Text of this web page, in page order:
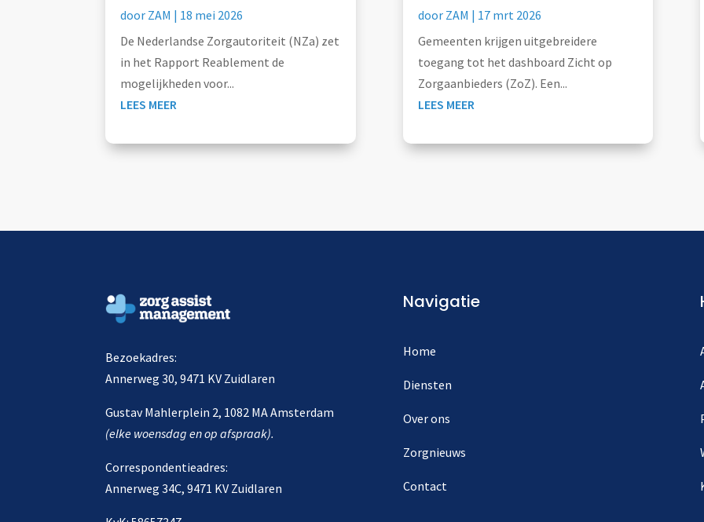
door ZAM | 18 mei 2026
De Nederlandse Zorgautoriteit (NZa) zet
in het Rapport Reablement de
mogelijkheden voor...
LEES MEER
door ZAM | 17 mrt 2026
Gemeenten krijgen uitgebreidere
toegang tot het dashboard Zicht op
Zorgaanbieders (ZoZ). Een...
LEES MEER
Bezoekadres:
Annerweg 30, 9471 KV Zuidlaren
Gustav Mahlerplein 2, 1082 MA Amsterdam
(elke woensdag en op afspraak).
Correspondentieadres:
Annerweg 34C, 9471 KV Zuidlaren
Navigatie
Home
Diensten
Over ons
Zorgnieuws
Contact